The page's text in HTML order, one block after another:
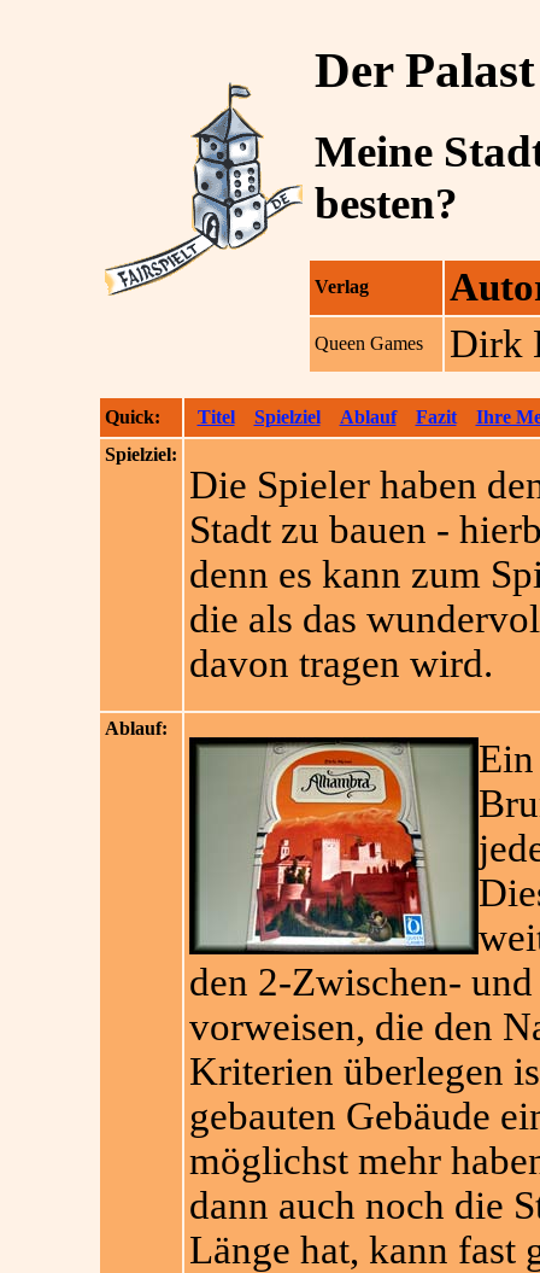
Der
Meine
besten?
Verlag
Queen Games Dirk
Quick: Titel Spielziel Ablauf Fazit
Ihre
Spielziel:
Die Spieler haben
Stadt zu bauen -
denn es kann zum
die als das
davon tragen wird.
Ablauf:
den 2-Zwischen-
vorweisen, die den
Kriterien überlegen
gebauten Gebäude
möglichst mehr
dann auch noch die
Länge hat, kann fast